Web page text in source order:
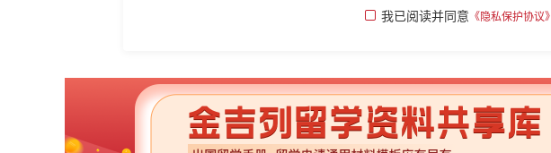
我已阅读并同意 《隐私保护协议》